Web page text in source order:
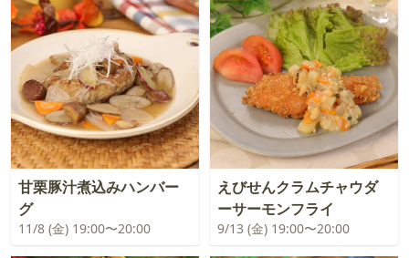
甘栗豚汁煮込みハンバー
グ
11/8 (金) 19:00〜20:00
えびせんクラムチャウダ
ーサーモンフライ
9/13 (金) 19:00〜20:00